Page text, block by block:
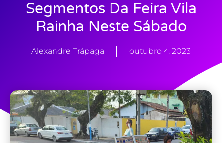
Segmentos Da Feira Vila
Rainha Neste Sábado
Alexandre Trápaga outubro 4, 2023